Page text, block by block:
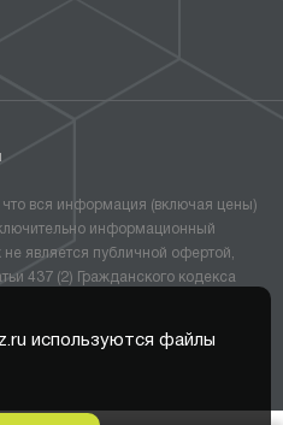
используются файлы
вся информация (включая цены)
информационный
является публичной офертой,
437 (2) Гражданского кодекса